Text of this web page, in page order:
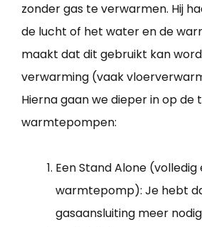
zonder gas te verwarmen. Hij
de lucht of het water en de
maakt dat dit gebruikt kan
verwarming (vaak
Hierna gaan we dieper in op de
warmtepompen:
Een Stand Alone
warmtepomp): Je hebt
gasaansluiting meer